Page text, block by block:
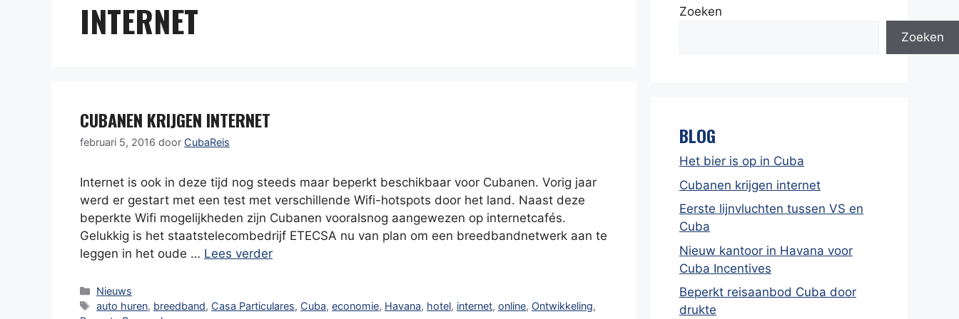
INTERNET
CUBANEN KRIJGEN INTERNET
februari 5, 2016 door CubaReis
Internet is ook in deze tijd nog steeds maar beperkt beschikbaar voor Cubanen. Vorig jaar
werd er gestart met een test met verschillende Wifi-hotspots door het land. Naast deze
beperkte Wifi mogelijkheden zijn Cubanen vooralsnog aangewezen op internetcafés.
Gelukkig is het staatstelecombedrijf ETECSA nu van plan om een breedbandnetwerk aan te
leggen in het oude … Lees verder
Categorieën
Nieuws
Tags
auto huren, breedband, Casa Particulares, Cuba,economie, Havana, hotel, internet,online, Ontwikkeling,
Zoeken
Zoeken
BLOG
Het bier is op in Cuba
Cubanen krijgen internet
Eerste lijnvluchten tussen VS en
Cuba
Nieuw kantoor in Havana voor
Cuba Incentives
Beperkt reisaanbod Cuba door
drukte